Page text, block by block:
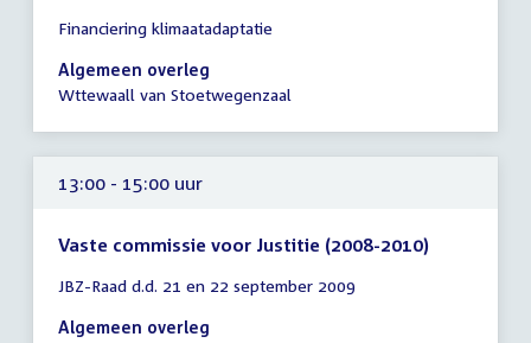
vergadering
13:00
-
uur
Financiering klimaatadaptatie
Algemeen overleg
Wttewaall van Stoetwegenzaal
13:00 - 15:00 uur
Vaste commissie voor Justitie (2008-2010)
vergadering
13:00
JBZ-Raad d.d. 21 en 22 september 2009
Algemeen overleg